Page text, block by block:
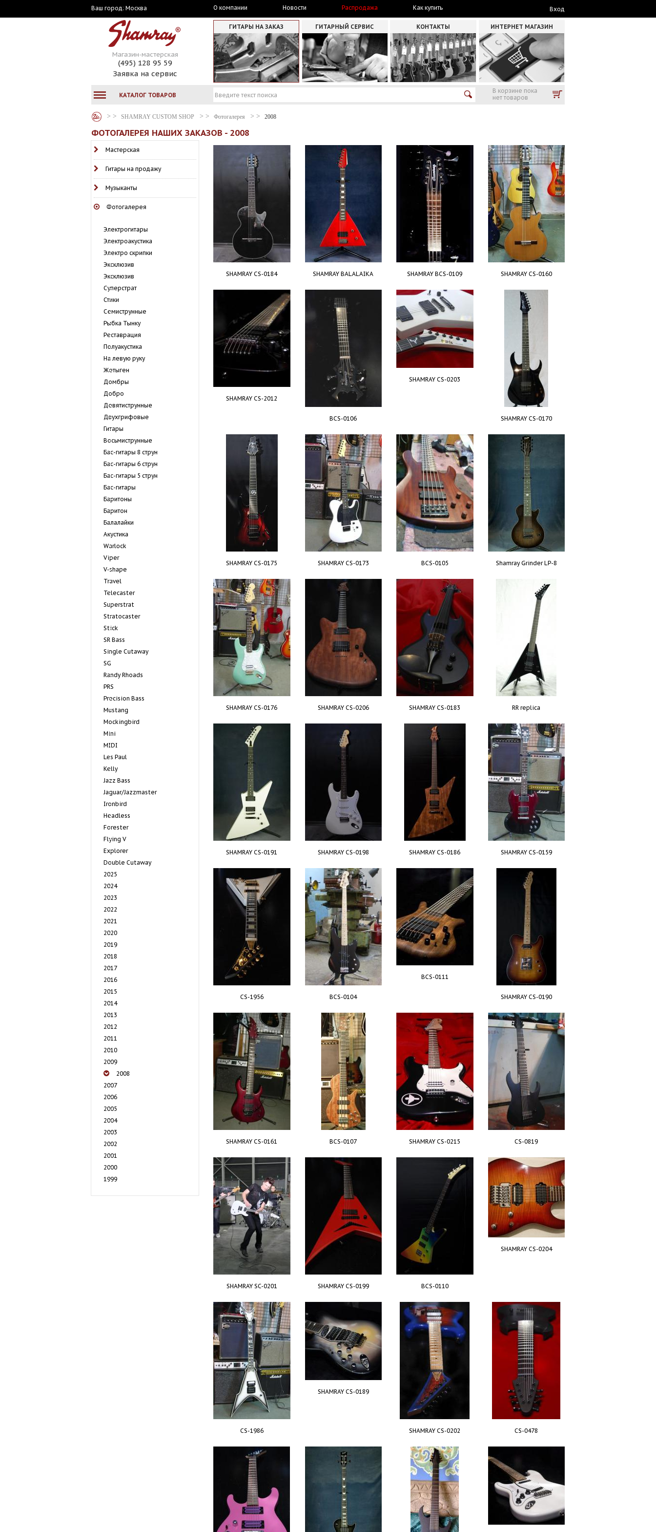
Ваш город: Москва О компании Новости Распродажа Как купить Вход
Магазин-мастерская
(495) 128 95 59
Заявка на сервис
ГИТАРЫ НА ЗАКАЗ ГИТАРНЫЙ СЕРВИС КОНТАКТЫ ИНТЕРНЕТ МАГАЗИН
КАТАЛОГ ТОВАРОВ
В корзине пока
нет товаров
SHAMRAY CUSTOM SHOP Фотогалерея 2008
ФОТОГАЛЕРЕЯ НАШИХ ЗАКАЗОВ - 2008
Мастерская
Гитары на продажу
Музыканты
Фотогалерея
Электрогитары
Электроакустика
Электро скрипки
Эксклюзив
Экcклюзив
Суперстрат
Стики
Семиструнные
Рыбка Тынку
Реставрация
Полуакустика
На левую руку
Жетыген
Домбры
Добро
Девятиструнные
Двухгрифовые
Гитары
Восьмиструнные
Бас-гитары 8 струн
Бас-гитары 6 струн
Бас-гитары 5 струн
Бас-гитары
Баритоны
Баритон
Балалайки
Акустика
Warlock
Viper
V-shape
Travel
Telecaster
Superstrat
Stratocaster
Stick
SR Bass
Single Cutaway
SG
Randy Rhoads
PRS
Precision Bass
Mustang
Mockingbird
Mini
MIDI
Les Paul
Kelly
Jazz Bass
Jaguar/Jazzmaster
Ironbird
Headless
Forester
Flying V
Explorer
Double Cutaway
2025
2024
2023
2022
2021
2020
2019
2018
2017
2016
2015
2014
2013
2012
2011
2010
2009
2008
2007
2006
2005
2004
2003
2002
2001
2000
1999
SHAMRAY CS-0184 SHAMRAY BALALAIKA SHAMRAY BCS-0109 SHAMRAY CS-0160
SHAMRAY CS-2012
BCS-0106
SHAMRAY CS-0203
SHAMRAY CS-0170
SHAMRAY CS-0175 SHAMRAY CS-0173 BCS-0105 Shamray Grinder LP-8
SHAMRAY CS-0176 SHAMRAY CS-0206 SHAMRAY CS-0183 RR replica
SHAMRAY CS-0191 SHAMRAY CS-0198 SHAMRAY CS-0186 SHAMRAY CS-0159
CS-1956 BCS-0104
BCS-0111
SHAMRAY CS-0190
SHAMRAY CS-0161 BCS-0107 SHAMRAY CS-0215 CS-0819
SHAMRAY SC-0201 SHAMRAY CS-0199 BCS-0110
SHAMRAY CS-0204
CS-1986
SHAMRAY CS-0189
SHAMRAY CS-0202 CS-0478